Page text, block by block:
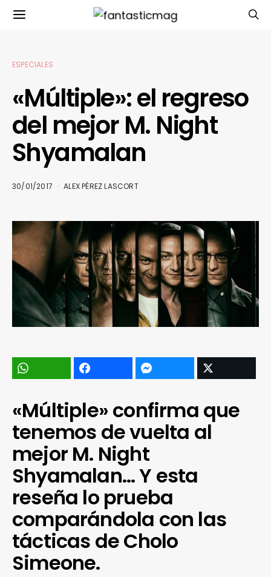
ESPECIALES
«Múltiple»: el regreso
del mejor M. Night
Shyamalan
30/01/2017 ALEX PÉREZ LASCORT
«Múltiple» confirma que
tenemos de vuelta al
mejor M. Night
Shyamalan… Y esta
reseña lo prueba
comparándola con las
tácticas de Cholo
Simeone.